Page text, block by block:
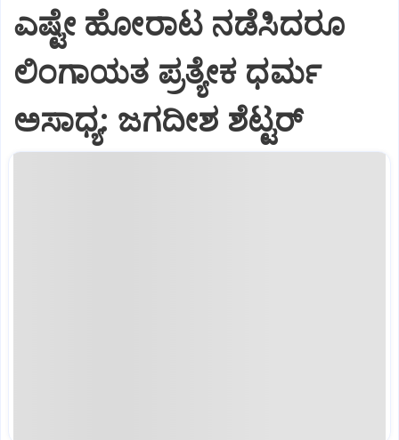
ಎಷ್ಟೇ ಹೋರಾಟ ನಡೆಸಿದರೂ
ಲಿಂಗಾಯತ ಪ್ರತ್ಯೇಕ ಧರ್ಮ
ಅಸಾಧ್ಯ: ಜಗದೀಶ ಶೆಟ್ಟರ್